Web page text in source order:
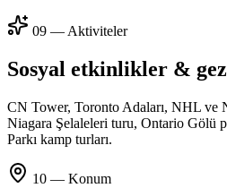
09 — Aktiviteler
Sosyal etkinlikler &
CN Tower, Toronto Adaları, NHL ve
Niagara Şelaleleri turu, Ontario Gölü
Parkı kamp turları.
10 — Konum